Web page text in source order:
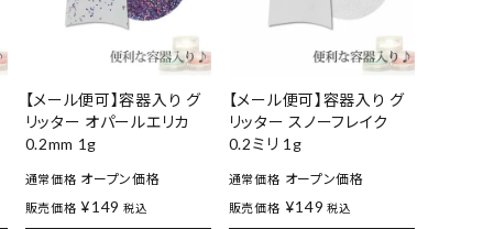
【メール便可】容器入り グ
リッター オパールエリカ
0.2mm 1g
通常価格 オープン価格
販売価格 ¥149 税込
【メール便可】容器入り グ
リッター スノーフレイク
0.2ミリ 1g
通常価格 オープン価格
販売価格 ¥149 税込